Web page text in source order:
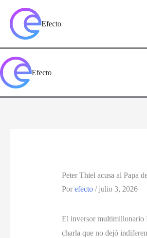
contenido
Efecto
Efecto
Peter Thiel acusa al Papa
Por efecto / julio 3, 2026
El inversor multimillonario
charla que no dejó